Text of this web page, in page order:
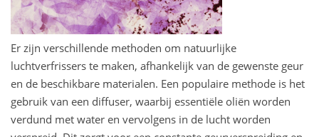
Er zijn verschillende methoden om natuurlijke
luchtverfrissers te maken, afhankelijk van de gewenste geur
en de beschikbare materialen. Een populaire methode is het
gebruik van een diffuser, waarbij essentiële oliën worden
verdund met water en vervolgens in de lucht worden